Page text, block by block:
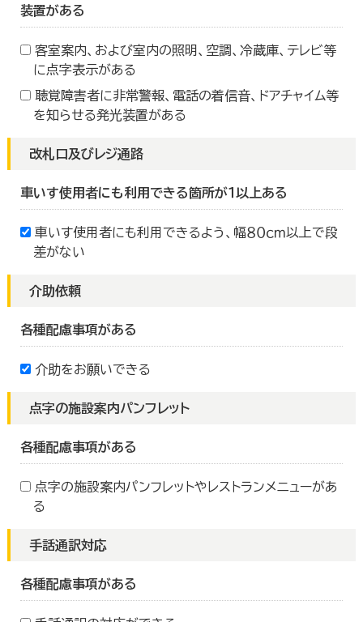
装置がある
客室案内、および室内の照明、空調、冷蔵庫、テレビ等
に点字表示がある
聴覚障害者に非常警報、電話の着信音、ドアチャイム等
を知らせる発光装置がある
改札口及びレジ通路
車いす使用者にも利用できる箇所が１以上ある
車いす使用者にも利用できるよう、幅８０ｃｍ以上で段
差がない
介助依頼
各種配慮事項がある
介助をお願いできる
点字の施設案内パンフレット
各種配慮事項がある
点字の施設案内パンフレットやレストランメニューがあ
る
手話通訳対応
各種配慮事項がある